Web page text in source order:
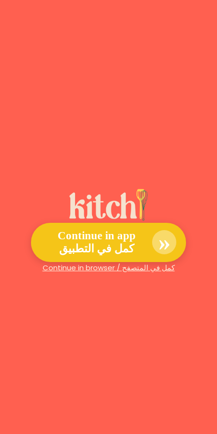
Continue in app
كمل في التطبيق
»
Continue in browser / كمل في المتصفح